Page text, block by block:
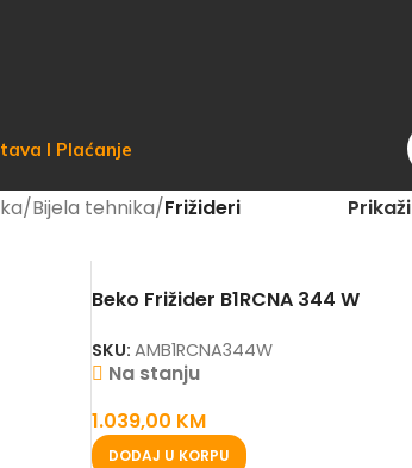
I Plaćanje
/Bijela tehnika/Frižideri Prikaži
Beko Frižider B1RCNA 344 W
SKU: AMB1RCNA344W
Na stanju
1.039,00 KM
DODAJ U KORPU